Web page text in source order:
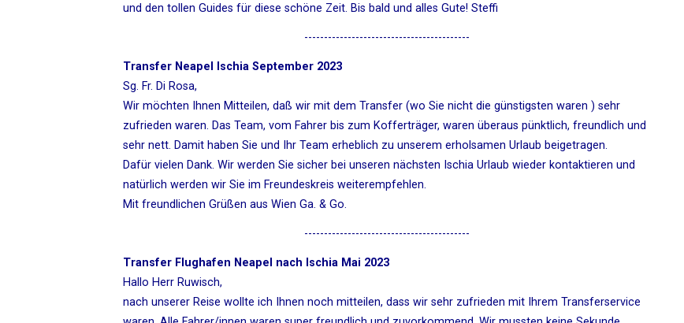
und den tollen Guides für diese schöne Zeit. Bis bald und alles Gute! Steffi
------------------------------------------
Transfer Neapel Ischia September 2023
Sg. Fr. Di Rosa,
Wir möchten Ihnen Mitteilen, daß wir mit dem Transfer (wo Sie nicht die günstigsten waren ) sehr
zufrieden waren. Das Team, vom Fahrer bis zum Kofferträger, waren überaus pünktlich, freundlich und
sehr nett. Damit haben Sie und Ihr Team erheblich zu unserem erholsamen Urlaub beigetragen.
Dafür vielen Dank. Wir werden Sie sicher bei unseren nächsten Ischia Urlaub wieder kontaktieren und
natürlich werden wir Sie im Freundeskreis weiterempfehlen.
Mit freundlichen Grüßen aus Wien Ga. & Go.
------------------------------------------
Transfer Flughafen Neapel nach Ischia Mai 2023
Hallo Herr Ruwisch,
nach unserer Reise wollte ich Ihnen noch mitteilen, dass wir sehr zufrieden mit Ihrem Transferservice